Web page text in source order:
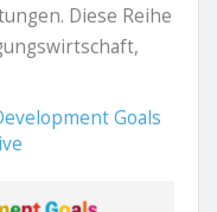
Diese Reihe
Goals